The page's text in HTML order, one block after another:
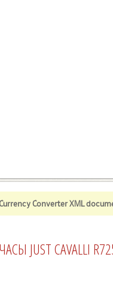
Converter XML
ЧАСЫ JUST CAVALLI